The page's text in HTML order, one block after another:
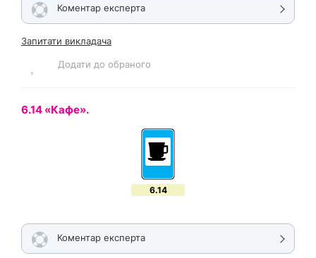
Коментар експерта
Запитати викладача
Додати до обраного
6.14 «Кафе».
6.14
Коментар експерта